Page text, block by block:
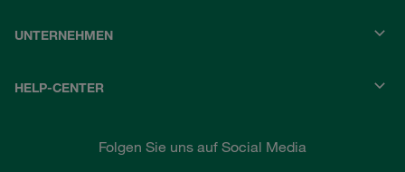
UNTERNEHMEN
HELP-CENTER
Folgen Sie uns auf Social Media